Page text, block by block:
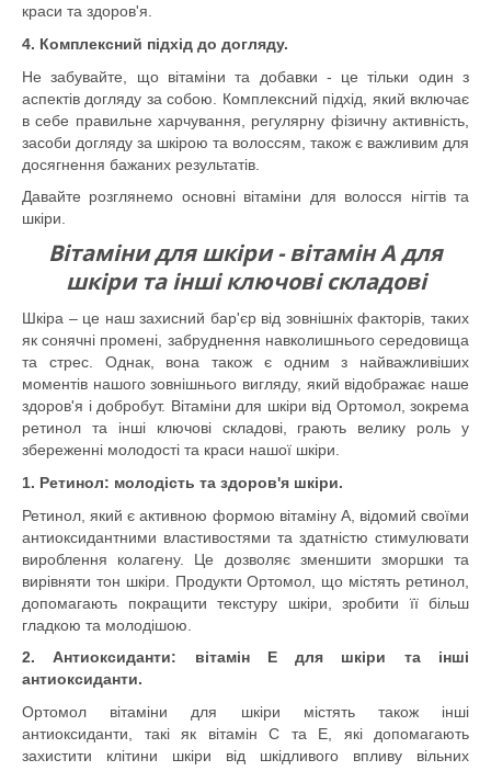
краси та здоров'я.
4. Комплексний підхід до догляду.
Не забувайте, що вітаміни та добавки - це тільки один з
аспектів догляду за собою. Комплексний підхід, який включає
в себе правильне харчування, регулярну фізичну активність,
засоби догляду за шкірою та волоссям, також є важливим для
досягнення бажаних результатів.
Давайте розглянемо основні вітаміни для волосся нігтів та
шкіри.
Вітаміни для шкіри - вітамін А для
шкіри та інші ключові складові
Шкіра – це наш захисний бар'єр від зовнішніх факторів, таких
як сонячні промені, забруднення навколишнього середовища
та стрес. Однак, вона також є одним з найважливіших
моментів нашого зовнішнього вигляду, який відображає наше
здоров'я і добробут. Вітаміни для шкіри від Ортомол, зокрема
ретинол та інші ключові складові, грають велику роль у
збереженні молодості та краси нашої шкіри.
1. Ретинол: молодість та здоров'я шкіри.
Ретинол, який є активною формою вітаміну А, відомий своїми
антиоксидантними властивостями та здатністю стимулювати
вироблення колагену. Це дозволяє зменшити зморшки та
вирівняти тон шкіри. Продукти Ортомол, що містять ретинол,
допомагають покращити текстуру шкіри, зробити її більш
гладкою та молодішою.
2. Антиоксиданти: вітамін Е для шкіри та інші
антиоксиданти.
Ортомол вітаміни для шкіри містять також інші
антиоксиданти, такі як вітамін С та Е, які допомагають
захистити клітини шкіри від шкідливого впливу вільних